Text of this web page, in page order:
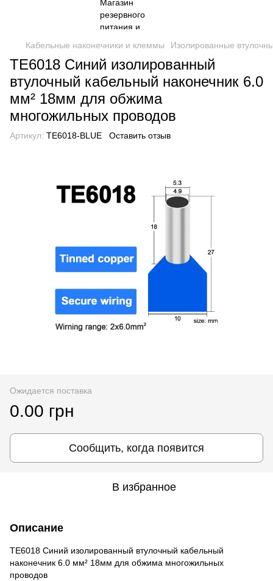
Кабельные наконечники и клеммы Изолированные
TE6018 Синий изолированный
втулочный кабельный наконечник 6.0
мм² 18мм для обжима
многожильных проводов
Артикул: TE6018-BLUE Оставить отзыв
Ожидается поставка
0.00 грн
Сообщить, когда появится
В избранное
Описание
TE6018 Синий изолированный втулочный кабельный
наконечник 6.0 мм² 18мм для обжима многожильных
проводов